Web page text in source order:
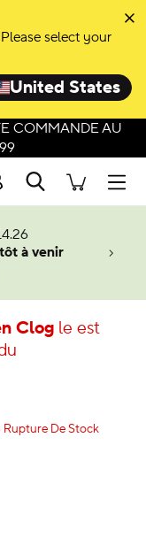
select your
United States
COMMANDE AU
Recherche
à venir
Clog le est
Rupture De Stock